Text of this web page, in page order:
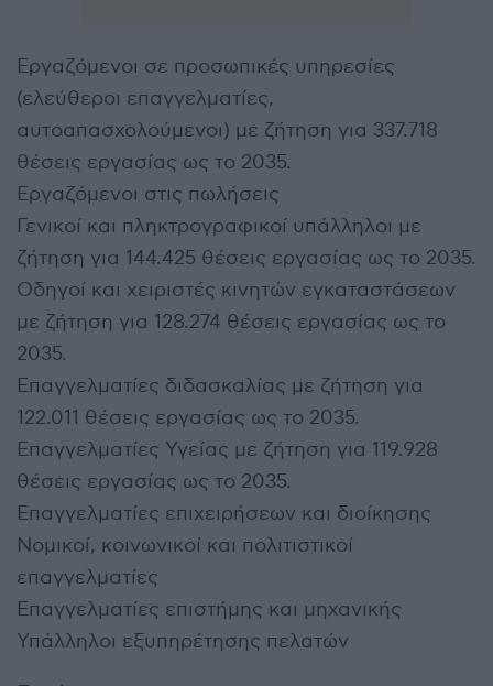
Εργαζόμενοι σε προσωπικές υπηρεσίες
(ελεύθεροι επαγγελματίες,
αυτοαπασχολούμενοι) με ζήτηση για 337.718
θέσεις εργασίας ως το 2035.
Εργαζόμενοι στις πωλήσεις
Γενικοί και πληκτρογραφικοί υπάλληλοι με
ζήτηση για 144.425 θέσεις εργασίας ως το 2035.
Οδηγοί και χειριστές κινητών εγκαταστάσεων
με ζήτηση για 128.274 θέσεις εργασίας ως το
2035.
Επαγγελματίες διδασκαλίας με ζήτηση για
122.011 θέσεις εργασίας ως το 2035.
Επαγγελματίες Υγείας με ζήτηση για 119.928
θέσεις εργασίας ως το 2035.
Επαγγελματίες επιχειρήσεων και διοίκησης
Νομικοί, κοινωνικοί και πολιτιστικοί
επαγγελματίες
Επαγγελματίες επιστήμης και μηχανικής
Υπάλληλοι εξυπηρέτησης πελατών